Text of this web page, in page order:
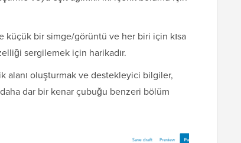
küçük bir simge/görüntü ve her biri için kısa
sergilemek için harikadır.
alanı oluşturmak ve destekleyici bilgiler,
dar bir kenar çubuğu benzeri bölüm